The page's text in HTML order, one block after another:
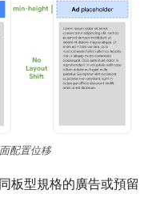
配置位移
板型規格的廣告或預留